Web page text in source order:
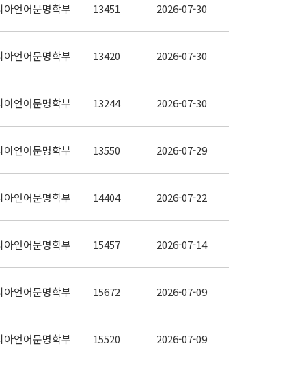
아언어문명학부 13451 2026-07-30
아언어문명학부 13420 2026-07-30
아언어문명학부 13244 2026-07-30
아언어문명학부 13550 2026-07-29
아언어문명학부 14404 2026-07-22
아언어문명학부 15457 2026-07-14
아언어문명학부 15672 2026-07-09
아언어문명학부 15520 2026-07-09